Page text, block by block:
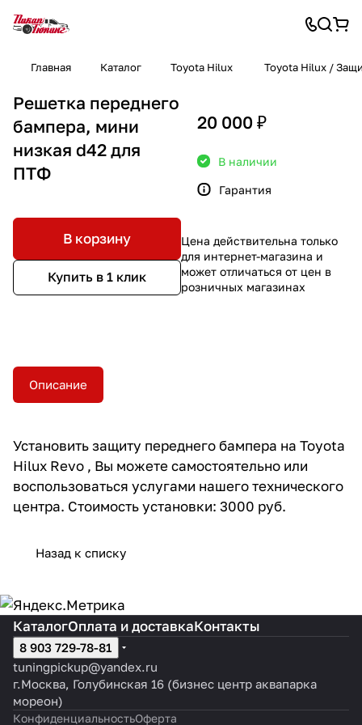
Главная Каталог Toyota Hilux Toyota Hilux /
Решетка переднего
бампера, мини
низкая d42 для
ПТФ
В корзину
Купить в 1 клик
20 000 ₽
В наличии
Гарантия
Цена действительна только
для интернет-магазина и
может отличаться от цен в
розничных магазинах
Описание
Установить защиту переднего бампера на Toyota
Hilux Revo , Вы можете самостоятельно или
воспользоваться услугами нашего технического
центра. Стоимость установки: 3000 руб.
Назад к списку
КаталогОплата и доставкаКонтакты
8 903 729-78-81
tuningpickup@yandex.ru
г.Москва, Голубинская 16 (бизнес центр аквапарка
мореон)
КонфиденциальностьОферта